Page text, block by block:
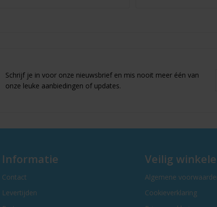
Schrijf je in voor onze nieuwsbrief en mis nooit meer één van
onze leuke aanbiedingen of updates.
Informatie
Contact
Levertijden
Veilig
Algemene
Cookieverklaring